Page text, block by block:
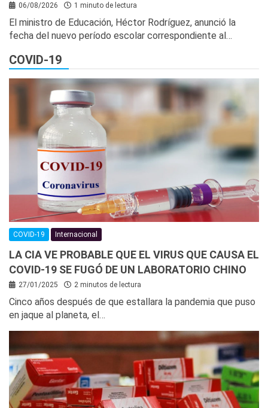
06/08/2026 1 minuto de lectura
El ministro de Educación, Héctor Rodríguez, anunció la
fecha del nuevo período escolar correspondiente al…
COVID-19
COVID-19 Internacional
LA CIA VE PROBABLE QUE EL VIRUS QUE CAUSA EL
COVID-19 SE FUGÓ DE UN LABORATORIO CHINO
27/01/2025 2 minutos de lectura
Cinco años después de que estallara la pandemia que puso
en jaque al planeta, el…